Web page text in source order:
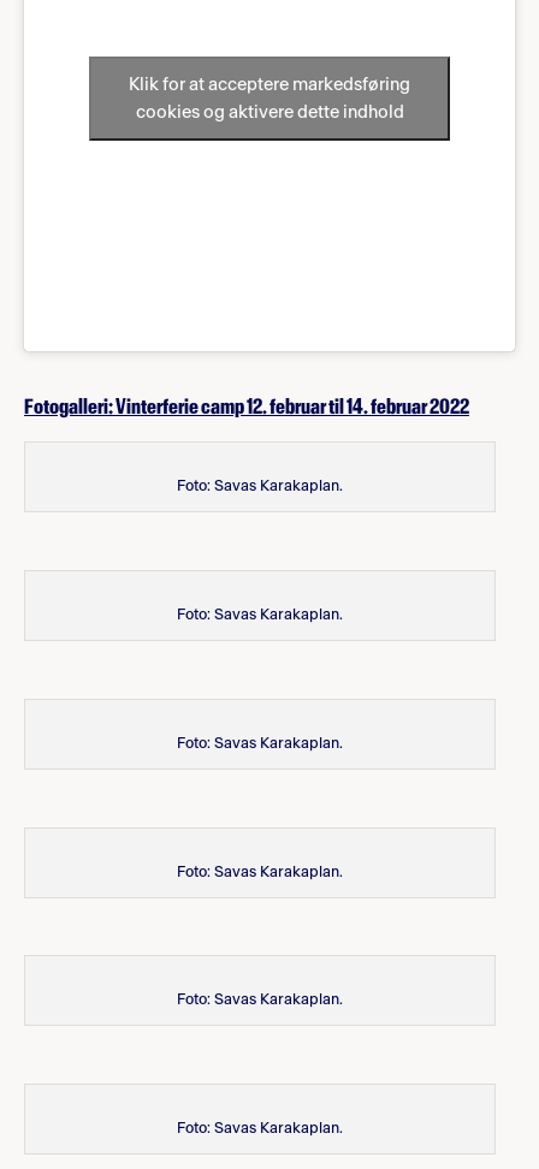
Klik for at acceptere markedsføring
cookies og aktivere dette indhold
Fotogalleri: Vinterferie camp 12. februar til 14. februar 2022
Foto: Savas Karakaplan.
Foto: Savas Karakaplan.
Foto: Savas Karakaplan.
Foto: Savas Karakaplan.
Foto: Savas Karakaplan.
Foto: Savas Karakaplan.